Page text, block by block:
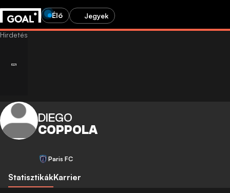
Élő Jegyek
DIEGO
COPPOLA
Paris FC
StatisztikákKarrier